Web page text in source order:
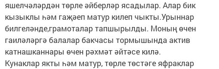
яшелчәләрдән төрле әйберләр ясадылар. Алар бик
кызыклы һәм гаҗәеп матур килеп чыкты.Урыннар
билгеләнде,грамоталар тапшырылды. Моның өчен
гаиләләргә балалар бакчасы тормышында актив
катнашканнары өчен рәхмәт әйтәсе килә.
Кунаклар якты һәм матур, төрле төстәге яфраклар